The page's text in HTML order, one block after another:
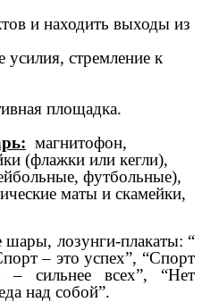
и находить выходы из
усилия, стремление к
площадка.
магнитофон,
(флажки или кегли),
футбольные),
маты и скамейки,
лозунги-плакаты: “
– это успех”, “Спорт
сильнее всех”, “Нет
над собой”.